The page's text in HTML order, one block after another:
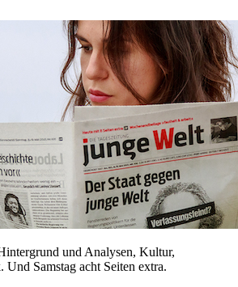
und Analysen, Kultur,
Samstag acht Seiten extra.